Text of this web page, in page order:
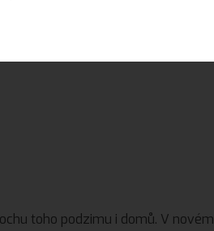
toho podzimu i domů. V novém